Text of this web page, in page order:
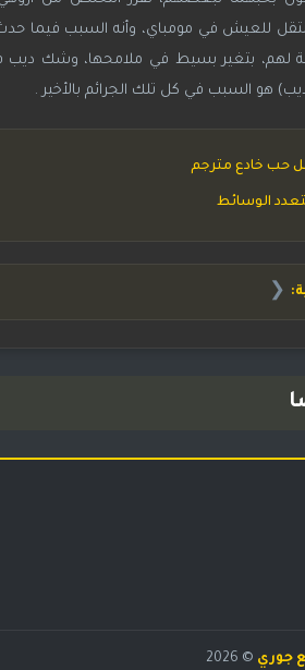
للعيش في مومباي، وأنه السبب فيما حدث
بتغير بسيط في ملامحها، وشك ديب
هو السبب في كل تلك الجرائم بالأخير .
حب خادع مترجم
الوسائط
❮
جوري © 2026